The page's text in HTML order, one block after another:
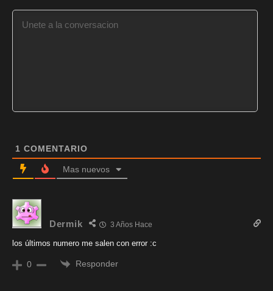
1 COMENTARIO
Mas nuevos
Dermik 3 Años Hace
los últimos numero me salen con error :c
0 Responder